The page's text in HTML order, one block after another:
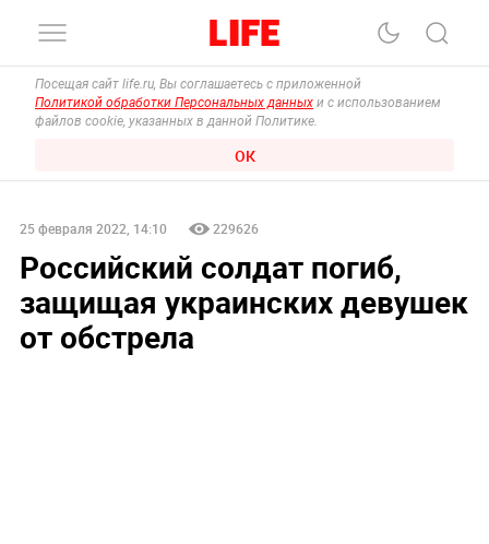
Посещая сайт life.ru, Вы соглашаетесь с приложенной
Политикой обработки Персональных данных и с использованием
файлов cookie, указанных в данной Политике.
ОК
25 февраля 2022, 14:10 229626
Российский солдат погиб,
защищая украинских девушек
от обстрела